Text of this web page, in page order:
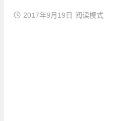
2017年9月19日 阅读模式